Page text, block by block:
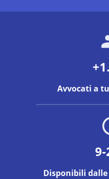
Avvocati a
Disponibili dalle